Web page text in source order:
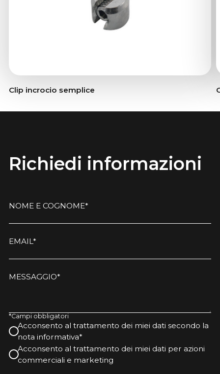
Clip incrocio semplice
Richiedi informazioni
NOME E COGNOME*
EMAIL*
MESSAGGIO*
*Campi obbligatori
Acconsento al trattamento dei miei dati secondo la
nota informativa*
Acconsento al trattamento dei miei dati per azioni
commerciali e marketing